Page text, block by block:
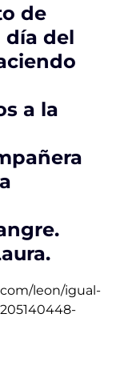
de
día del
a la
leon/igual-